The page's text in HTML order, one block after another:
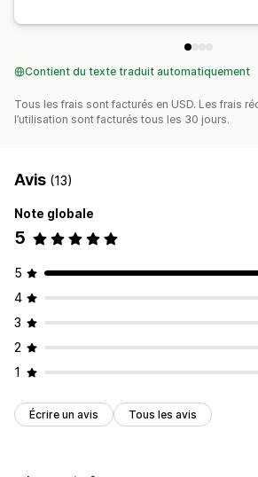
Contient du texte traduit automatiquement
Tous les frais sont facturés en USD. Les frais
l’utilisation sont facturés tous les 30 jours.
Avis (13)
Note globale
5
5
4
3
2
1
Écrire un avis Tous les avis